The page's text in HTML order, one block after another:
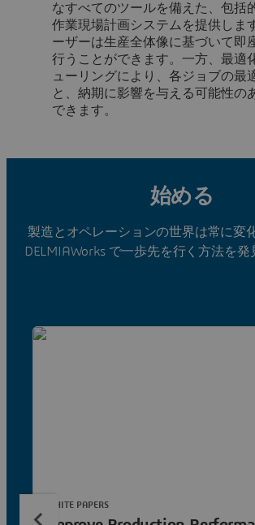
なすべてのツールを備えた、包括
作業現場計画システムを提供しま
ーザーは生産全体像に基づいて即
行うことができます。一方、最適
ューリングにより、各ジョブの最
と、納期に影響を与える可能性の
できます。
始める
製造とオペレーションの世界は常に変
DELMIAWorks で一歩先を行く方法を発
WHITE PAPERS